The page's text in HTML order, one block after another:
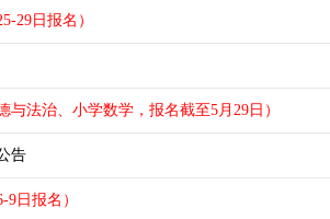
29日报名）
法治、小学数学，报名截至5月29日）
告
日报名）